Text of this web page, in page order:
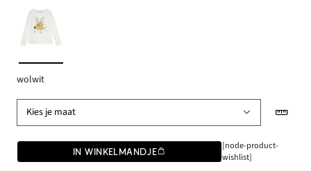
wolwit
Kies je maat
IN WINKELMANDJE
[node-product-
wishlist]